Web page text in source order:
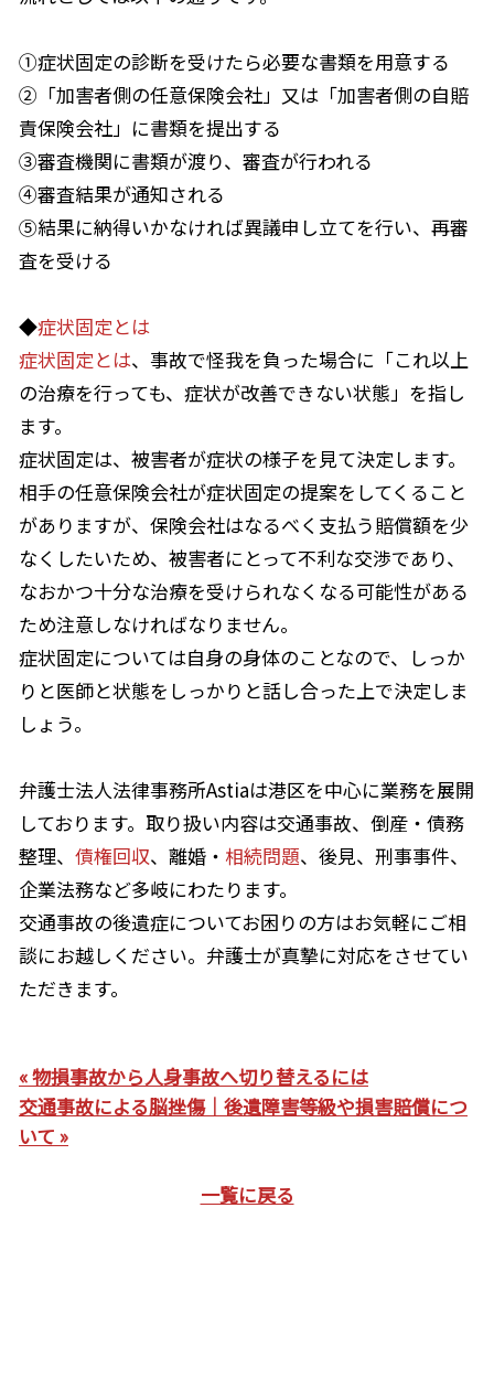
①症状固定の診断を受けたら必要な書類を用意する
②「加害者側の任意保険会社」又は「加害者側の自賠
責保険会社」に書類を提出する
③審査機関に書類が渡り、審査が行われる
④審査結果が通知される
⑤結果に納得いかなければ異議申し立てを行い、再審
査を受ける
◆症状固定とは
症状固定とは、事故で怪我を負った場合に「これ以上
の治療を行っても、症状が改善できない状態」を指し
ます。
症状固定は、被害者が症状の様子を見て決定します。
相手の任意保険会社が症状固定の提案をしてくること
がありますが、保険会社はなるべく支払う賠償額を少
なくしたいため、被害者にとって不利な交渉であり、
なおかつ十分な治療を受けられなくなる可能性がある
ため注意しなければなりません。
症状固定については自身の身体のことなので、しっか
りと医師と状態をしっかりと話し合った上で決定しま
しょう。
弁護士法人法律事務所Astiaは港区を中心に業務を展開
しております。取り扱い内容は交通事故、倒産・債務
整理、 債権回収、離婚・ 相続問題、後見、刑事事件、
企業法務など多岐にわたります。
交通事故の後遺症についてお困りの方はお気軽にご相
談にお越しください。弁護士が真摯に対応をさせてい
ただきます。
« 物損事故から人身事故へ切り替えるには
交通事故による脳挫傷｜後遺障害等級や損害賠償につ
いて »
一覧に戻る